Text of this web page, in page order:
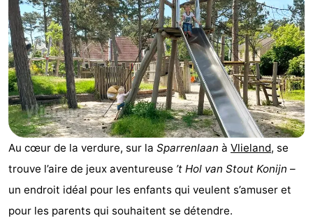
enfants
Passer
la
nuit
Appartements
-
Vlieduyn
Campings
Hôtels
Last
minutes
Plages
Au cœur de la verdure, sur la Sparrenlaan à Vlieland, se
trouve l’aire de jeux aventureuse ’t Hol van Stout Konijn –
un endroit idéal pour les enfants qui veulent s’amuser et
pour les parents qui souhaitent se détendre.